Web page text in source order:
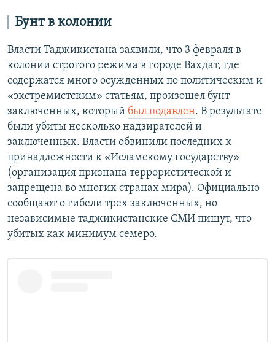
Бунт в колонии
Власти Таджикистана заявили, что 3 февраля в
колонии строгого режима в городе Вахдат, где
содержатся много осужденных по политическим и
«экстремистским» статьям, произошел бунт
заключенных, который был подавлен. В результате
были убиты несколько надзирателей и
заключенных. Власти обвинили последних к
принадлежности к «Исламскому государству»
(организация признана террористической и
запрещена во многих странах мира). Официально
сообщают о гибели трех заключенных, но
независимые таджикистанские СМИ пишут, что
убитых как минимум семеро.